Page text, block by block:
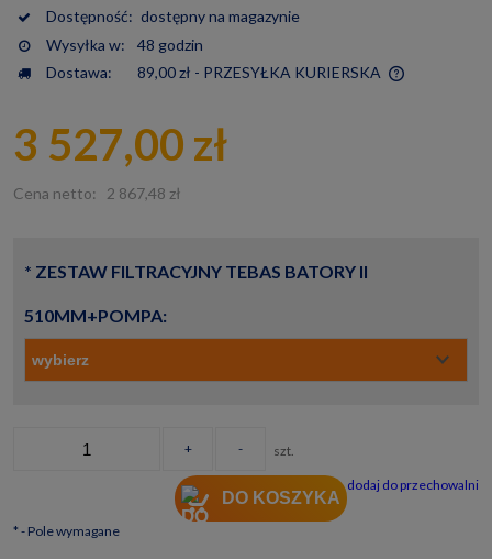
Dostępność: dostępny na magazynie
Wysyłka w:
48 godzin
Dostawa:
89,00 zł - PRZESYŁKA KURIERSKA
3 527,00 zł
Cena netto: 2 867,48 zł
* ZESTAW FILTRACYJNY TEBAS BATORY II
510MM+POMPA:
+ - szt.
DO KOSZYKA
dodaj do przechowalni
* - Pole wymagane